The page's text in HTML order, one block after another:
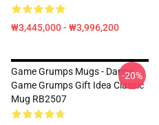
₩3,445,000 - ₩3,996,200
Game Grumps Mugs - Danny
Game Grumps Gift Idea Classic
Mug RB2507
-20%